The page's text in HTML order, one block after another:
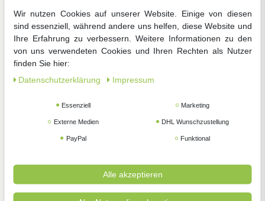
Zimmerpflanzen Pflanzenschutz Gartengeräte
Wir nutzen Cookies auf unserer Website. Einige von diesen
sind essenziell, während andere uns helfen, diese Website und
Ihre Erfahrung zu verbessern. Weitere Informationen zu den
von uns verwendeten Cookies und Ihren Rechten als Nutzer
finden Sie hier:
Daten­schutz­erklärung
Impressum
Essenziell Marketing
Externe Medien DHL Wunschzustellung
PayPal Funktional
Alle akzeptieren